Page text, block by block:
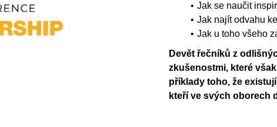
Jak se naučit
Jak najít odvahu
Jak u toho všeho
Devět řečníků z
zkušenostmi, které
příklady toho, že
kteří ve svých oborech